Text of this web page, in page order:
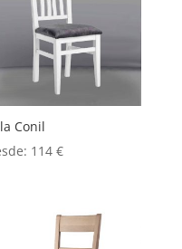
Conil
114€